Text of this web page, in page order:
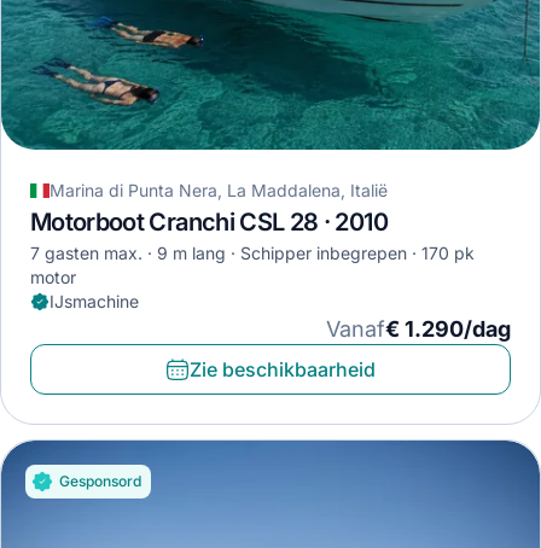
Marina di Punta Nera, La Maddalena, Italië
Motorboot Cranchi CSL 28 · 2010
7 gasten max. 9 m lang Schipper inbegrepen
170 pk
motor
IJsmachine
Vanaf€ 1.290/dag
Zie beschikbaarheid
Gesponsord